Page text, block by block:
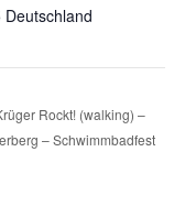
Deutschland
Rockt! (walking) –
– Schwimmbadfest